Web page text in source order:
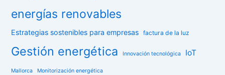
energías renovables
Estrategias sostenibles para empresas factura de la luz
Gestión energética Innovación tecnológica IoT
Mallorca Monitorización energética